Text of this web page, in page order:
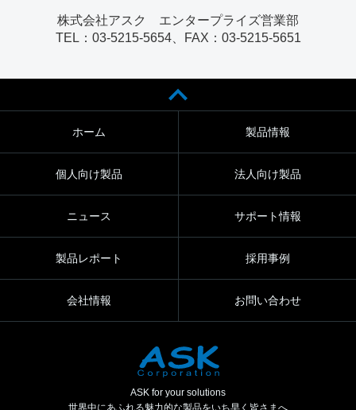
株式会社アスク エンタープライズ営業部
TEL：03-5215-5654、FAX：03-5215-5651
ホーム 製品情報
個人向け製品 法人向け製品
ニュース サポート情報
製品レポート 採用事例
会社情報 お問い合わせ
ASK for your solutions
世界中にあふれる魅力的な製品をいち早く皆さまへ